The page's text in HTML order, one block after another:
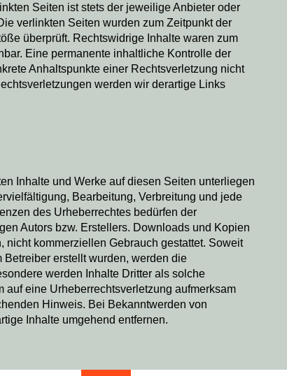
Seiten ist stets der jeweilige Anbieter oder
verlinkten Seiten wurden zum Zeitpunkt der
überprüft. Rechtswidrige Inhalte waren zum
Eine permanente inhaltliche Kontrolle der
Anhaltspunkte einer Rechtsverletzung nicht
werden wir derartige Links
Inhalte und Werke auf diesen Seiten unterliegen
Bearbeitung, Verbreitung und jede
des Urheberrechtes bedürfen der
Autors bzw. Erstellers. Downloads und Kopien
nicht kommerziellen Gebrauch gestattet. Soweit
erstellt wurden, werden die
werden Inhalte Dritter als solche
auf eine Urheberrechtsverletzung aufmerksam
Hinweis. Bei Bekanntwerden von
Inhalte umgehend entfernen.